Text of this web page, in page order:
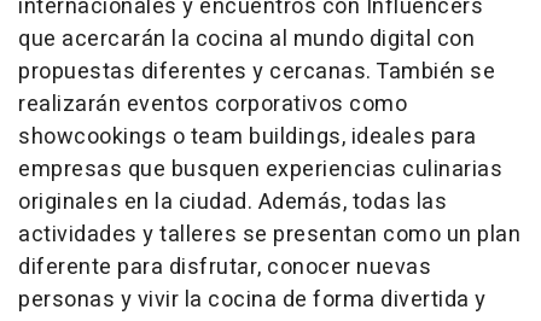
internacionales y encuentros con Influencers
que acercarán la cocina al mundo digital con
propuestas diferentes y cercanas. También se
realizarán eventos corporativos como
showcookings o team buildings, ideales para
empresas que busquen experiencias culinarias
originales en la ciudad. Además, todas las
actividades y talleres se presentan como un plan
diferente para disfrutar, conocer nuevas
personas y vivir la cocina de forma divertida y